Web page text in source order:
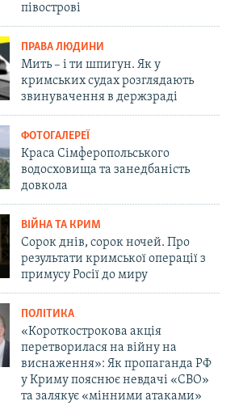
півострові
ПРАВА ЛЮДИНИ
Мить – і ти шпигун. Як у
кримських судах розглядають
звинувачення в держзраді
ФОТОГАЛЕРЕЇ
Краса Сімферопольського
водосховища та занедбаність
довкола
ВІЙНА ТА КРИМ
Сорок днів, сорок ночей. Про
результати кримської операції з
примусу Росії до миру
ПОЛІТИКА
«Короткострокова акція
перетворилася на війну на
виснаження»: Як пропаганда РФ
у Криму пояснює невдачі «СВО»
та залякує «мінними атаками»